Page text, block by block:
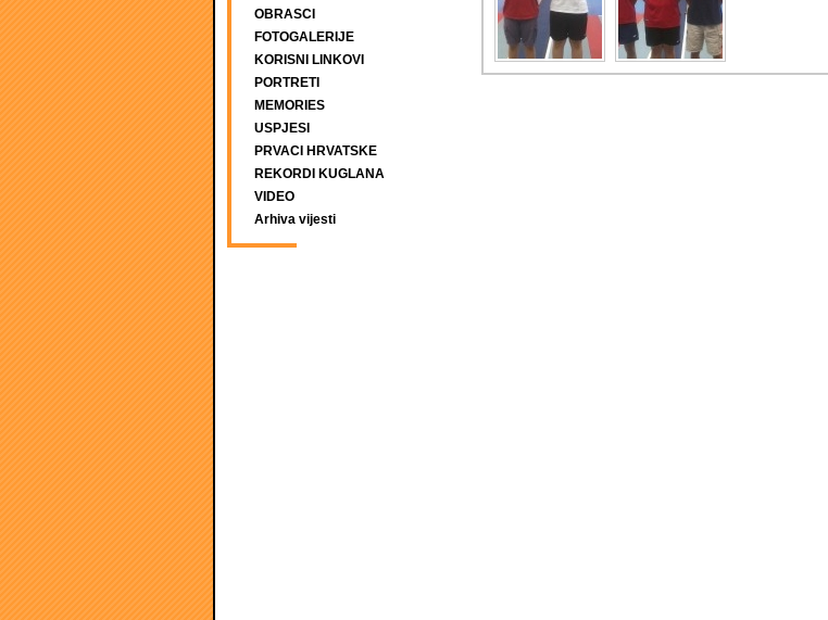
OBRASCI
FOTOGALERIJE
KORISNI LINKOVI
PORTRETI
MEMORIES
USPJESI
PRVACI HRVATSKE
REKORDI KUGLANA
VIDEO
Arhiva vijesti